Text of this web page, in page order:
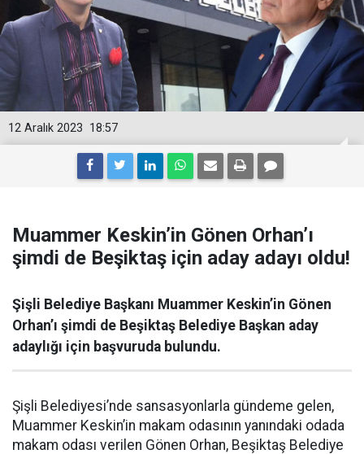
18:57
12 Aralık 2023
Muammer Keskin’in Gönen Orhan’ı
şimdi de Beşiktaş için aday adayı oldu!
Şişli Belediye Başkanı Muammer Keskin’in Gönen
Orhan’ı şimdi de Beşiktaş Belediye Başkan aday
adaylığı için başvuruda bulundu.
Şişli Belediyesi’nde sansasyonlarla gündeme gelen,
Muammer Keskin’in makam odasının yanındaki odada
makam odası verilen Gönen Orhan, Beşiktaş Belediye